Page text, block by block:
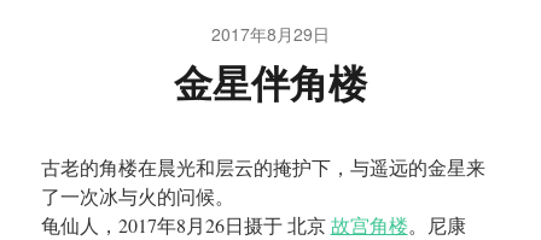
2017年8月29日
金星伴角楼
古老的角楼在晨光和层云的掩护下，与遥远的金星来
了一次冰与火的问候。
龟仙人，2017年8月26日摄于 北京故宫角楼。尼康